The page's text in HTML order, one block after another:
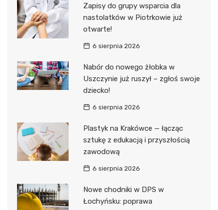
Zapisy do grupy wsparcia dla
nastolatków w Piotrkowie już
otwarte!
6 sierpnia 2026
Nabór do nowego żłobka w
Uszczynie już ruszył – zgłoś swoje
dziecko!
6 sierpnia 2026
Plastyk na Krakówce — łącząc
sztukę z edukacją i przyszłością
zawodową
6 sierpnia 2026
Nowe chodniki w DPS w
Łochyńsku: poprawa